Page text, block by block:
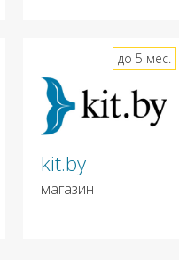
kit.by
магазин
до 5 мес.